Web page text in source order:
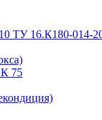
ТУ 16.К180-014-
75